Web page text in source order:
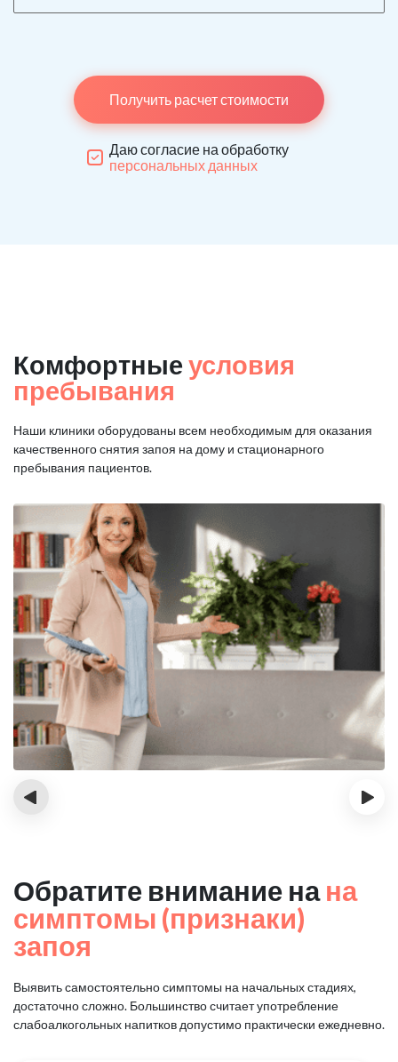
Получить расчет стоимости
Даю согласие на обработку
персональных данных
Комфортные условия
пребывания
Наши клиники оборудованы всем необходимым для оказания
качественного снятия запоя на дому и стационарного
пребывания пациентов.
‹ ›
Обратите внимание нана
симптомы (признаки)
запоя
Выявить самостоятельно симптомы на начальных стадиях,
достаточно сложно. Большинство считает употребление
слабоалкогольных напитков допустимо практически ежедневно.